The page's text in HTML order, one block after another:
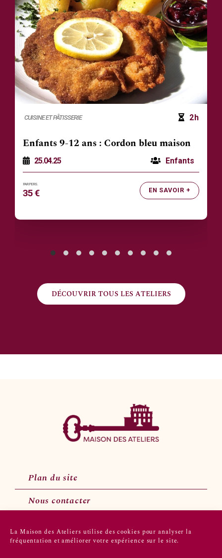
La Maison des Ateliers utilise des cookies pour analyser la
fréquentation et améliorer votre expérience sur le site.
CUISINE ET PÂTISSERIE 2h
Enfants 9-12 ans : Cordon bleu maison
Enfants
25.04.25
EN SAVOIR +
35 €
DÉCOUVRIR TOUS LES ATELIERS
Plan du site
Nous contacter